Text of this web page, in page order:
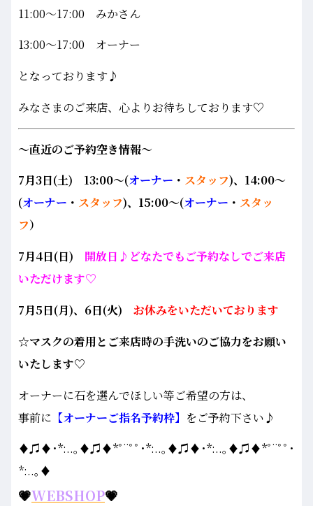
11:00～17:00 みかさん
13:00～17:00 オーナー
となっております♪
みなさまのご来店、心よりお待ちしております♡
～直近のご予約空き情報～
7月3日(土) 13:00～(オーナー ・ スタッフ)、14:00～
(オーナー ・ スタッフ)、15:00～(オーナー ・ スタッ
フ）
7月4日(日) 開放日♪どなたでもご予約なしでご来店
いただけます♡
7月5日(月)、6日(火) お休みをいただいております
☆マスクの着用とご来店時の手洗いのご協力をお願い
いたします♡
オーナーに石を選んでほしい等ご希望の方は、
事前に 【オーナーご指名予約枠】 をご予約下さい♪
♦♫♦･*:..｡♦♫♦*ﾟ¨ﾟﾟ･*:..｡♦♫♦･*:..｡♦♫♦*ﾟ¨ﾟﾟ･
*:..｡♦
💗WEBSHOP💗